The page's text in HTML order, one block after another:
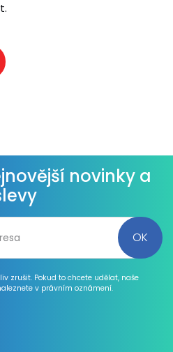
novinky a
zrušit. Pokud to chcete udělat, naše
v právním oznámení.